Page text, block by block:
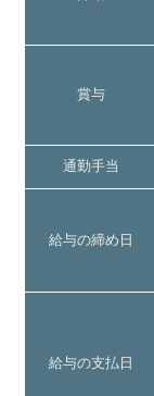
賞与
通勤手当
給与の締め日
給与の支払日